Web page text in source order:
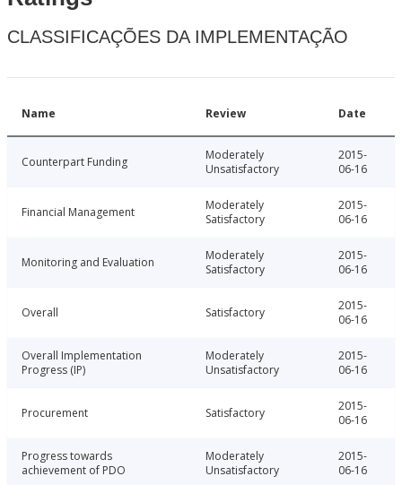
CLASSIFICAÇÕES DA IMPLEMENTAÇÃO
Name Review Date
Counterpart Funding
Moderately
Unsatisfactory
2015-
06-16
Financial Management
Moderately
Satisfactory
2015-
06-16
Monitoring and Evaluation
Moderately
Satisfactory
2015-
06-16
Overall Satisfactory
2015-
06-16
Overall Implementation
Progress (IP)
Moderately
Unsatisfactory
2015-
06-16
Procurement Satisfactory
2015-
06-16
Progress towards
achievement of PDO
Moderately
Unsatisfactory
2015-
06-16